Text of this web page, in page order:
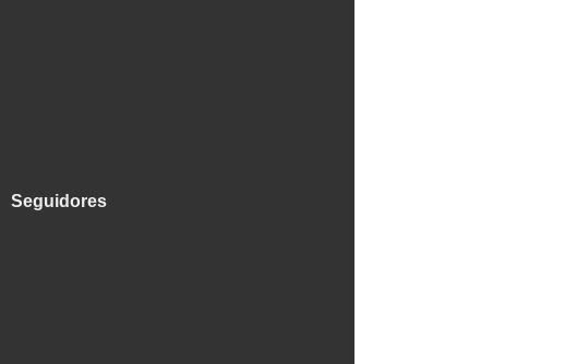
Seguidores